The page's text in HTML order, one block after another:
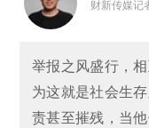
财新传媒记
举报之风盛行，
为这就是社会生
责甚至摧残，当